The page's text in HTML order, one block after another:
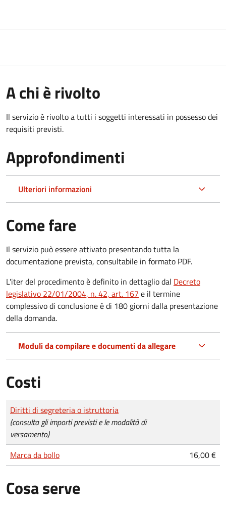
A chi è rivolto
Il servizio è rivolto a tutti i soggetti interessati in possesso dei
requisiti previsti.
Approfondimenti
Ulteriori informazioni
Come fare
Il servizio può essere attivato presentando tutta la
documentazione prevista, consultabile in formato PDF.
L'iter del procedimento è definito in dettaglio dal Decreto
legislativo 22/01/2004, n. 42, art. 167 e il termine
complessivo di conclusione è di 180 giorni dalla presentazione
della domanda.
Moduli da compilare e documenti da allegare
Costi
Tipo di pagamento
Importo
Diritti di segreteria o istruttoria
(consulta gli importi previsti e le modalità di
versamento)
Marca da bollo
16,00 €
Cosa serve